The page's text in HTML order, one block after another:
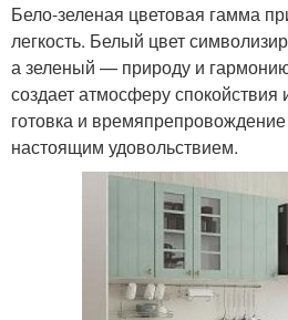
Бело-зеленая цветовая гамма
легкость. Белый цвет
а зеленый — природу и
создает атмосферу спокойствия
готовка и
настоящим удовольствием.